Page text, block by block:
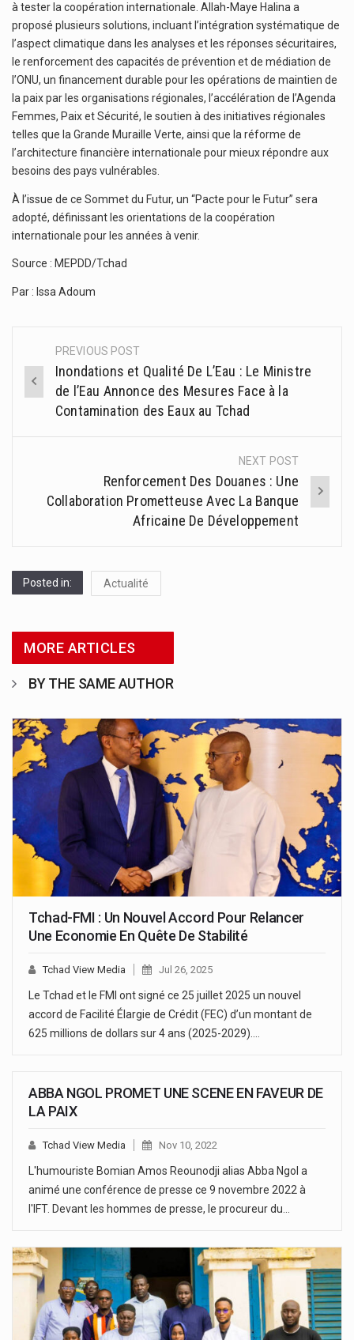
à tester la coopération internationale. Allah-Maye Halina a
proposé plusieurs solutions, incluant l’intégration systématique de
l’aspect climatique dans les analyses et les réponses sécuritaires,
le renforcement des capacités de prévention et de médiation de
l’ONU, un financement durable pour les opérations de maintien de
la paix par les organisations régionales, l’accélération de l’Agenda
Femmes, Paix et Sécurité, le soutien à des initiatives régionales
telles que la Grande Muraille Verte, ainsi que la réforme de
l’architecture financière internationale pour mieux répondre aux
besoins des pays vulnérables.
À l’issue de ce Sommet du Futur, un “Pacte pour le Futur” sera
adopté, définissant les orientations de la coopération
internationale pour les années à venir.
Source : MEPDD/Tchad
Par : Issa Adoum
Post
navigation
PREVIOUS POST
Inondations et Qualité De L’Eau : Le Ministre
de l’Eau Annonce des Mesures Face à la
Contamination des Eaux au Tchad
NEXT POST
Renforcement Des Douanes : Une
Collaboration Prometteuse Avec La Banque
Africaine De Développement
Posted in: Actualité
MORE ARTICLES
BY THE SAME AUTHOR
Tchad-FMI : Un Nouvel Accord Pour Relancer
Une Economie En Quête De Stabilité
Tchad View Media Jul 26, 2025
Le Tchad et le FMI ont signé ce 25 juillet 2025 un nouvel
accord de Facilité Élargie de Crédit (FEC) d’un montant de
625 millions de dollars sur 4 ans (2025-2029).…
ABBA NGOL PROMET UNE SCENE EN FAVEUR DE
LA PAIX
Tchad View Media Nov 10, 2022
L'humouriste Bomian Amos Reounodji alias Abba Ngol a
animé une conférence de presse ce 9 novembre 2022 à
l'IFT. Devant les hommes de presse, le procureur du…